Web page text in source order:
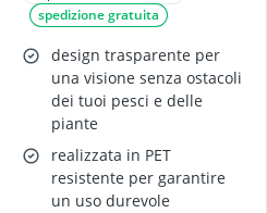
spedizione gratuita
design trasparente per
una visione senza ostacoli
dei tuoi pesci e delle
piante
realizzata in PET
resistente per garantire
un uso durevole